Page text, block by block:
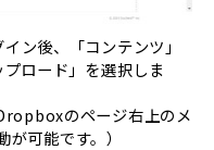
ン後、「コンテンツ」
ロード」を選択しま
のページ右上のメ
可能です。）